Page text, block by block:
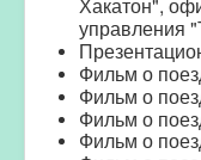
Хакатон",
управления
Фильм о
Фильм о
Фильм о
Фильм о